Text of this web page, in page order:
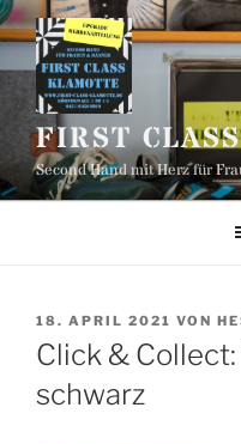
Zum
Inhalt
springen
FIRST
Second Hand mit Herz für
VERÖFFENTLICHT
AM
18. APRIL 2021 VON
Click &
schwarz